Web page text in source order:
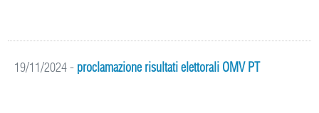
19/11/2024- proclamazione risultati elettorali OMV PT